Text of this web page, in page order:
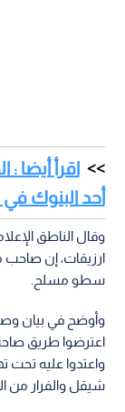
اقرأ
أحد البنوك
وقال الناطق
ارزيقات، إن صاحب
سطو مسلح.
وأوضح في بيان
اعترضوا طريق
شيقل والفرار من